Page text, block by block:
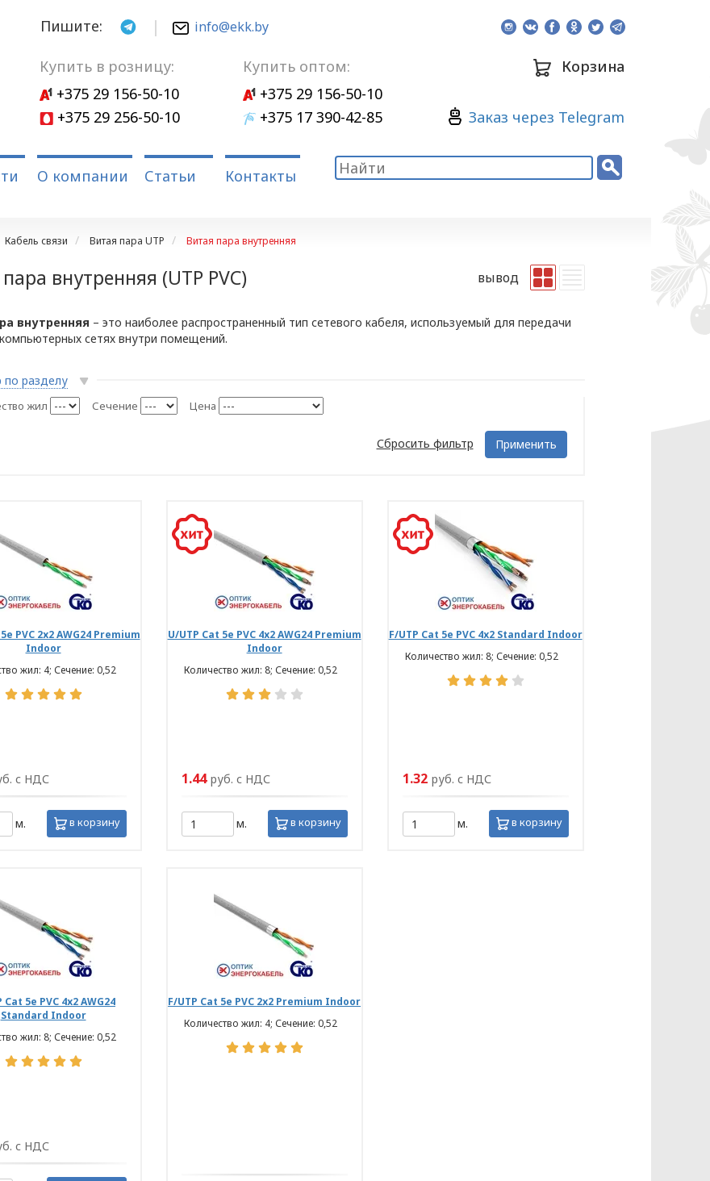
Пишите: info@ekk.by
Купить в розницу:
+375 29 156-50-10
+375 29 256-50-10
Купить оптом:
+375 29 156-50-10
+375 17 390-42-85
Корзина
Зaкaз через Telegram
О компании Статьи Контакты
Кабель связи Витая пара UTP Витая пара внутренняя
внутренняя (UTP PVC) вывод
внутренняя – это наиболее распространенный тип сетевого кабеля, используемый для передачи
сетях внутри помещений.
жил Сечение Цена
Сбросить фильтр Применить
по разделу
PVC 2х2 AWG24 Premium
Indoor
жил: 4; Сечение: 0,52
с НДС
м. в корзину
U/UTP Cat 5e PVC 4х2 AWG24 Premium
Indoor
Количество жил: 8; Сечение: 0,52
1.44 руб. с НДС
м. в корзину
F/UTP Cat 5e PVC 4х2 Standard Indoor
Количество жил: 8; Сечение: 0,52
1.32 руб. с НДС
м. в корзину
Cat 5e PVC 4х2 AWG24
Standard Indoor
жил: 8; Сечение: 0,52
с НДС
F/UTP Cat 5e PVC 2х2 Premium Indoor
Количество жил: 4; Сечение: 0,52